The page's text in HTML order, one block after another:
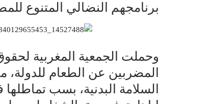
برنامجهم النضالي المتنوع
وحملت الجمعية المغربية
المضربين عن الطعام للدولة،
السلامة البدنية، بسب